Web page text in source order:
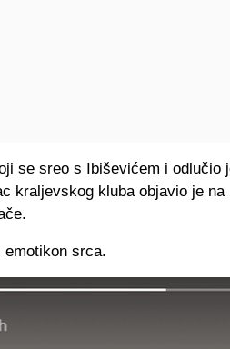
se sreo s Ibiševićem i odlučio
kraljevskog kluba objavio je na
emotikon srca.